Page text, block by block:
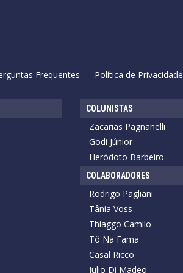
Frequentes Política de Privacidade
COLUNISTAS
Zacarias Pagnanelli
Godi Júnior
Heródoto Barbeiro
COLABORADORES
Rodrigo Pagliani
Tânia Voss
Thiaggo Camilo
Tô Na Fama
Casal Ricco
Julio Di Madeo